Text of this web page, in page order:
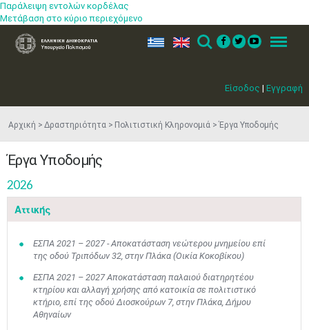
Παράλειψη εντολών κορδέλας
Μετάβαση στο κύριο περιεχόμενο
Είσοδος | Εγγραφή
ελ en Search Menu
Αρχική Δραστηριότητα Πολιτιστική Κληρονομιά Έργα Υποδομής
Έργα Υποδομής
2026
Αττικής
ΕΣΠΑ 2021 – 2027 - Αποκατάσταση νεώτερου μνημείου επί
της οδού Τριπόδων 32, στην Πλάκα (Οικία Κοκοβίκου)
ΕΣΠΑ 2021 – 2027 Αποκατάσταση παλαιού διατηρητέου
κτηρίου και αλλαγή χρήσης από κατοικία σε πολιτιστικό
κτήριο, επί της οδού Διοσκούρων 7, στην Πλάκα, Δήμου
Αθηναίων